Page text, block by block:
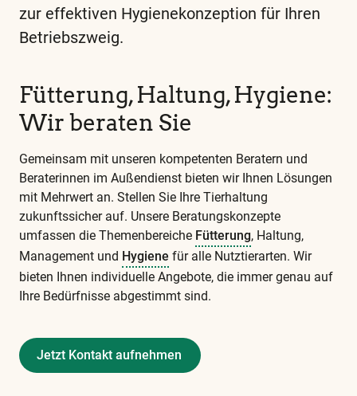
zur effektiven Hygienekonzeption für Ihren
Betriebszweig.
alle
weiteren
wichtigen
Begriffe
finden
Sie
in
unserem
Glossar
Fütterung, Haltung, Hygiene:
Wir beraten Sie
Gemeinsam mit unseren kompetenten Beratern und
Beraterinnen im Außendienst bieten wir Ihnen Lösungen
mit Mehrwert an. Stellen Sie Ihre Tierhaltung
zukunftssicher auf. Unsere Beratungskonzepte
umfassen die Themenbereiche Fütterung, Haltung,
Management und Hygiene für alle Nutztierarten. Wir
bieten Ihnen individuelle Angebote, die immer genau auf
Ihre Bedürfnisse abgestimmt sind.
Jetzt Kontakt aufnehmen